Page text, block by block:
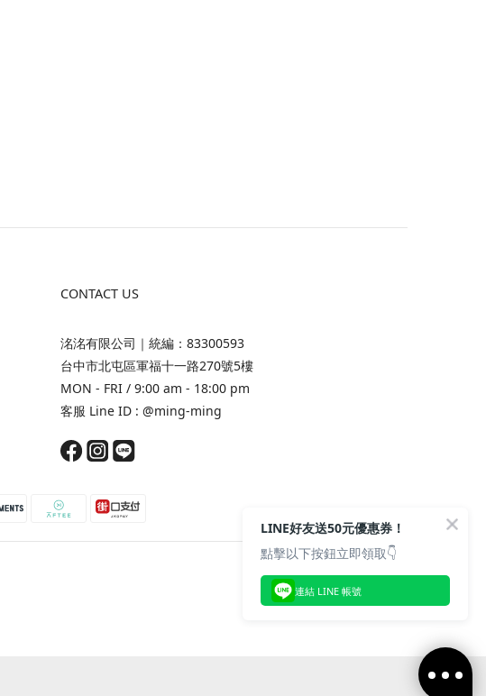
CONTACT US
洺洺有限公司｜統編：83300593
台中市北屯區軍福十一路270號5樓
MON - FRI / 9:00 am - 18:00 pm
客服 Line ID : @ming-ming
LINE好友送50元優惠券！
點擊以下按鈕立即領取👇
連結 LINE 帳號